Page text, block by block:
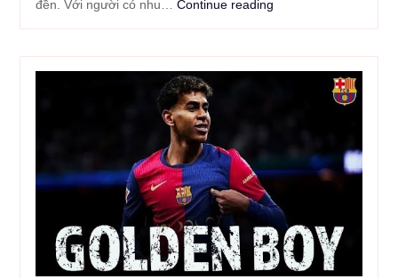
đền. Với người có nhu… Continue reading